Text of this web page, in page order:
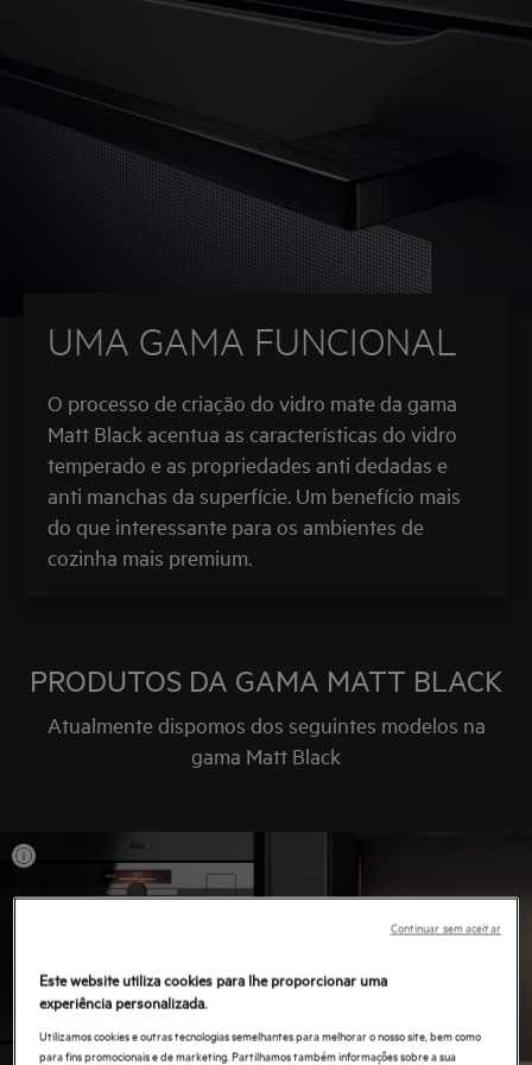
UMA GAMA FUNCIONAL
O processo de criação do vidro mate da gama
Matt Black acentua as características do vidro
temperado e as propriedades anti dedadas e
anti manchas da superfície. Um benefício mais
do que interessante para os ambientes de
cozinha mais premium.
PRODUTOS DA GAMA MATT BLACK
Atualmente dispomos dos seguintes modelos na
gama Matt Black
Este website utiliza cookies para lhe proporcionar uma
experiência personalizada.
Utilizamos cookies e outras tecnologias semelhantes para melhorar o nosso site, bem como
para fins promocionais e de marketing. Partilhamos também informações sobre a sua
Continuar sem aceitar